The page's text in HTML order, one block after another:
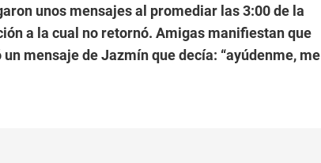
unos mensajes al promediar las 3:00 de la
a la cual no retornó. Amigas manifiestan que
mensaje de Jazmín que decía: “ayúdenme, me